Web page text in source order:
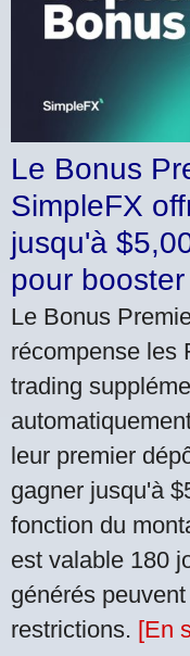
Le Bonus
SimpleFX
jusqu'à
pour
Le Bonus
récompense les
trading
leur premier
gagner jusqu'à
fonction du
est valable 180
générés
restrictions. [En